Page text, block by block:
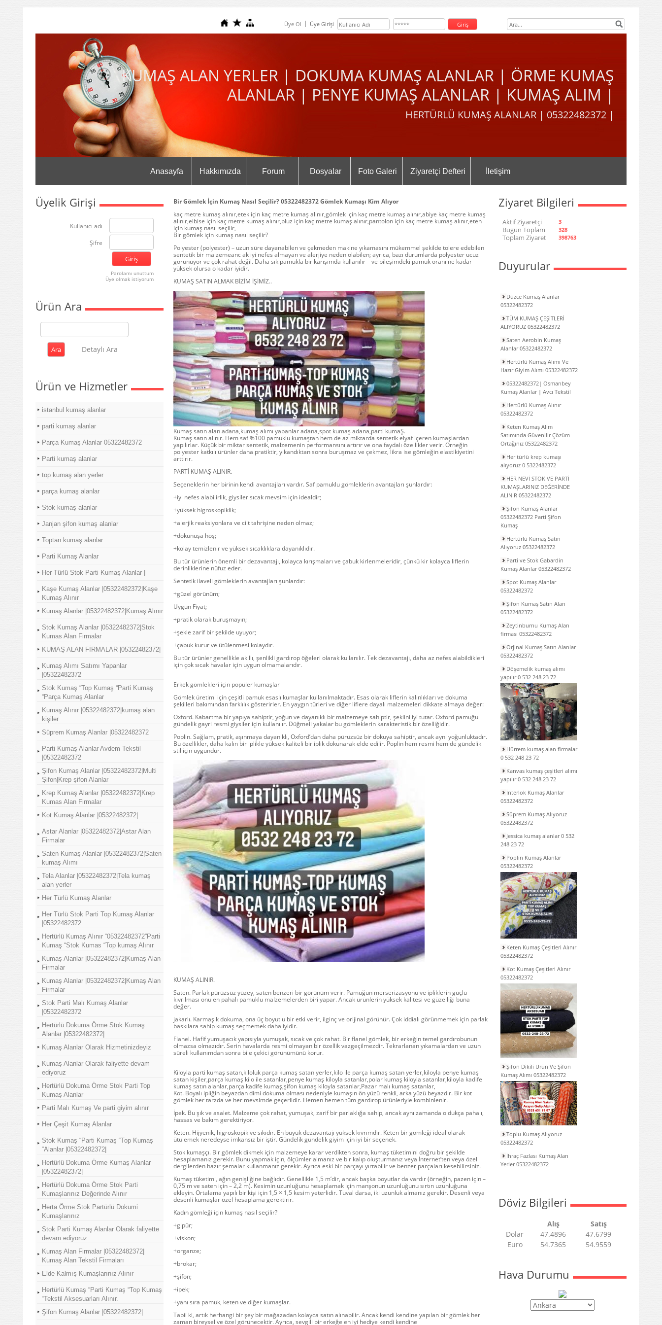
Üye Ol Üye Girişi
KUMAŞ ALAN YERLER | DOKUMA KUMAŞ ALANLAR | ÖRME KUMAŞ
ALANLAR | PENYE KUMAŞ ALANLAR | KUMAŞ ALIM |
HERTÜRLÜ KUMAŞ ALANLAR | 05322482372 |
Anasayfa Hakkımızda Forum Dosyalar Foto Galeri Ziyaretçi Defteri İletişim
Üyelik Girişi
Kullanıcı adı
Şifre
Parolamı unuttum
Üye olmak istiyorum
Ürün Ara
Detaylı Ara
Ürün ve Hizmetler
istanbul kumaş alanlar
parti kumaş alanlar
Parça Kumaş Alanlar 05322482372
Parti kumaş alanlar
top kumaş alan yerler
parça kumaş alanlar
Stok kumaş alanlar
Janjan şifon kumaş alanlar
Toptan kumaş alanlar
Parti Kumaş Alanlar
Her Türlü Stok Parti Kumaş Alanlar |
Kaşe Kumaş Alanlar |05322482372|Kaşe
Kumaş Alınır
Kumaş Alanlar |05322482372|Kumaş Alınır
Stok Kumaş Alanlar |05322482372|Stok
Kumas Alan Firmalar
KUMAŞ ALAN FİRMALAR |05322482372|
Kumaş Alımı Satımı Yapanlar
|05322482372
Stok Kumaş “Top Kumaş “Parti Kumaş
“Parça Kumaş Alanlar
Kumaş Alınır |05322482372|kumaş alan
kişiler
Süprem Kumaş Alanlar |05322482372
Parti Kumaş Alanlar Avdem Tekstil
|05322482372
Şifon Kumaş Alanlar |05322482372|Multi
Şifon|Krep şifon Alanlar
Krep Kumaş Alanlar |05322482372|Krep
Kumas Alan Firmalar
Kot Kumaş Alanlar |05322482372|
Astar Alanlar |05322482372|Astar Alan
Firmalar
Saten Kumaş Alanlar |05322482372|Saten
kumaş Alımı
Tela Alanlar |05322482372|Tela kumaş
alan yerler
Her Türlü Kumaş Alanlar
Her Türlü Stok Parti Top Kumaş Alanlar
|05322482372
Hertürlü Kumaş Alınır “05322482372”Parti
Kumaş “Stok Kumas “Top kumaş Alınır
Kumaş Alanlar |05322482372|Kumaş Alan
Firmalar
Kumaş Alanlar |05322482372|Kumaş Alan
Firmalar
Stok Parti Malı Kumaş Alanlar
|05322482372
Hertürlü Dokuma Örme Stok Kumaş
Alanlar |05322482372|
Kumaş Alanlar Olarak Hizmetinizdeyiz
Kumaş Alanlar Olarak faliyette devam
ediyoruz
Hertürlü Dokuma Örme Stok Parti Top
Kumaş Alanlar
Parti Malı Kumaş Ve parti giyim alınır
Her Çeşit Kumaş Alanlar
Stok Kumaş “Parti Kumaş “Top Kumaş
“Alanlar |05322482372|
Hertürlü Dokuma Örme Kumaş Alanlar
|05322482372|
Hertürlü Dokuma Örme Stok Parti
Kumaşlarınız Değerinde Alınır
Herta Örme Stok Partürlü Dokumi
Kumaşlarınız
Stok Parti Kumaş Alanlar Olarak faliyette
devam ediyoruz
Kumaş Alan Firmalar |05322482372|
Kumaş Alan Tekstil Firmaları
Elde Kalmış Kumaşlarınız Alınır
Hertürlü Kumaş “Parti Kumaş “Top Kumaş
“Tekstil Aksesuarları Alınır.
Şifon Kumaş Alanlar |05322482372|
Bir Gömlek İçin Kumaş Nasıl Seçilir? 05322482372 Gömlek Kumaşı Kim Alıyor
kaç metre kumaş alınır,etek için kaç metre kumaş alınır,gömlek için kaç metre kumaş alınır,abiye kaç metre kumaş
alınır,elbise için kaç metre kumaş alınır,bluz için kaç metre kumaş alınır,pantolon için kaç metre kumaş alınır,eten
için kumaş nasıl seçilir,
Bir gömlek için kumaş nasıl seçilir?
Polyester (polyester) – uzun süre dayanabilen ve çekmeden makine yıkamasını mükemmel şekilde tolere edebilen
sentetik bir malzemeanc ak iyi nefes almayan ve alerjiye neden olabilen; ayrıca, bazı durumlarda polyester ucuz
görünüyor ve çok rahat değil. Daha sık pamukla bir karışımda kullanılır – ve bileşimdeki pamuk oranı ne kadar
yüksek olursa o kadar iyidir.
KUMAŞ SATIN ALMAK BİZİM İŞİMİZ..
Kumaş satın alan adana,kumaş alımı yapanlar adana,spot kumaş adana,parti kumaŞ.
Kumaş satın alınır. Hem saf %100 pamuklu kumaştan hem de az miktarda sentetik elyaf içeren kumaşlardan
yapılırlar. Küçük bir miktar sentetik, malzemenin performansını artırır ve ona faydalı özellikler verir. Örneğin
polyester katkılı ürünler daha pratiktir, yıkandıktan sonra buruşmaz ve çekmez, likra ise gömleğin elastikiyetini
arttırır.
PARTİ KUMAŞ ALINIR.
Seçeneklerin her birinin kendi avantajları vardır. Saf pamuklu gömleklerin avantajları şunlardır:
+iyi nefes alabilirlik, giysiler sıcak mevsim için idealdir;
+yüksek higroskopiklik;
+alerjik reaksiyonlara ve cilt tahrişine neden olmaz;
+dokunuşa hoş;
+kolay temizlenir ve yüksek sıcaklıklara dayanıklıdır.
Bu tür ürünlerin önemli bir dezavantajı, kolayca kırışmaları ve çabuk kirlenmeleridir, çünkü kir kolayca liflerin
derinliklerine nüfuz eder.
Sentetik ilaveli gömleklerin avantajları şunlardır:
+güzel görünüm;
Uygun Fiyat;
+pratik olarak buruşmayın;
+şekle zarif bir şekilde uyuyor;
+çabuk kurur ve ütülenmesi kolaydır.
Bu tür ürünler genellikle akıllı, şenlikli gardırop öğeleri olarak kullanılır. Tek dezavantajı, daha az nefes alabildikleri
için çok sıcak havalar için uygun olmamalarıdır.
Erkek gömlekleri için popüler kumaşlar
Gömlek üretimi için çeşitli pamuk esaslı kumaşlar kullanılmaktadır. Esas olarak liflerin kalınlıkları ve dokuma
şekilleri bakımından farklılık gösterirler. En yaygın türleri ve diğer liflere dayalı malzemeleri dikkate almaya değer:
Oxford. Kabartma bir yapıya sahiptir, yoğun ve dayanıklı bir malzemeye sahiptir, şeklini iyi tutar. Oxford pamuğu
gündelik gayri resmi giysiler için kullanılır. Düğmeli yakalar bu gömleklerin karakteristik bir özelliğidir.
Poplin. Sağlam, pratik, aşınmaya dayanıklı, Oxford’dan daha pürüzsüz bir dokuya sahiptir, ancak aynı yoğunluktadır.
Bu özellikler, daha kalın bir iplikle yüksek kaliteli bir iplik dokunarak elde edilir. Poplin hem resmi hem de gündelik
stil için uygundur.
KUMAŞ ALINIR.
Saten. Parlak pürüzsüz yüzey, saten benzeri bir görünüm verir. Pamuğun merserizasyonu ve ipliklerin güçlü
kıvrılması onu en pahalı pamuklu malzemelerden biri yapar. Ancak ürünlerin yüksek kalitesi ve güzelliği buna
değer.
jakarlı. Karmaşık dokuma, ona üç boyutlu bir etki verir, ilginç ve orijinal görünür. Çok iddialı görünmemek için parlak
baskılara sahip kumaş seçmemek daha iyidir.
Flanel. Hafif yumuşacık yapısıyla yumuşak, sıcak ve çok rahat. Bir flanel gömlek, bir erkeğin temel gardırobunun
olmazsa olmazıdır. Serin havalarda resmi olmayan bir özellik vazgeçilmezdir. Tekrarlanan yıkamalardan ve uzun
süreli kullanımdan sonra bile çekici görünümünü korur.
Kiloyla parti kumaş satan,kiloluk parça kumaş satan yerler,kilo ile parça kumaş satan yerler,kiloyla penye kumaş
satan kişiler,parça kumaş kilo ile satanlar,penye kumaş kiloyla satanlar,polar kumaş kiloyla satanlar,kiloyla kadife
kumaş satın alanlar,parça kadife kumaş,şifon kumaş kiloyla satanlar,Pazar malı kumaş satanlar,
Kot. Boyalı ipliğin beyazdan dimi dokuma olması nedeniyle kumaşın ön yüzü renkli, arka yüzü beyazdır. Bir kot
gömlek her tarzda ve her mevsimde geçerlidir. Hemen hemen tüm gardırop ürünleriyle kombinlenir.
İpek. Bu şık ve asalet. Malzeme çok rahat, yumuşak, zarif bir parlaklığa sahip, ancak aynı zamanda oldukça pahalı,
hassas ve bakım gerektiriyor.
Keten. Hijyenik, higroskopik ve sıkıdır. En büyük dezavantajı yüksek kıvrımdır. Keten bir gömleği ideal olarak
ütülemek neredeyse imkansız bir iştir. Gündelik gündelik giyim için iyi bir seçenek.
Stok kumaşçı. Bir gömlek dikmek için malzemeye karar verdikten sonra, kumaş tüketimini doğru bir şekilde
hesaplamanız gerekir. Bunu yapmak için, ölçümler almanız ve bir kalıp oluşturmanız veya İnternet’ten veya özel
dergilerden hazır şemalar kullanmanız gerekir. Ayrıca eski bir parçayı yırtabilir ve benzer parçaları kesebilirsiniz.
Kumaş tüketimi, ağın genişliğine bağlıdır. Genellikle 1,5 m’dir, ancak başka boyutlar da vardır (örneğin, pazen için –
0,75 m ve saten için – 2,2 m). Kesimin uzunluğunu hesaplamak için manşonun uzunluğunu sırtın uzunluğuna
ekleyin. Ortalama yapılı bir kişi için 1,5 × 1,5 kesim yeterlidir. Tuval darsa, iki uzunluk almanız gerekir. Desenli veya
desenli kumaşlar özel hesaplama gerektirir.
Kadın gömleği için kumaş nasıl seçilir?
+gipür;
+viskon;
+organze;
+brokar;
+şifon;
+ipek;
+yanı sıra pamuk, keten ve diğer kumaşlar.
Tabii ki, artık herhangi bir şey bir mağazadan kolayca satın alınabilir. Ancak kendi kendine yapılan bir gömlek her
zaman bireysel ve özel görünecektir. Ayrıca, sevgili bir erkeğe en iyi hediye kendi kendine
Ziyaret Bilgileri
Aktif Ziyaretçi 3
Bugün Toplam 328
Toplam Ziyaret 398763
Duyurular
Düzce Kumaş Alanlar
05322482372
TÜM KUMAŞ ÇEŞİTLERİ
ALIYORUZ 05322482372
Saten Aerobin Kumaş
Alanlar 05322482372
Hertürlü Kumaş Alımı Ve
Hazır Giyim Alımı 05322482372
05322482372| Osmanbey
Kumaş Alanlar | Avcı Tekstil
Hertürlü Kumaş Alınır
05322482372
Keten Kumaş Alım
Satımında Güvenilir Çözüm
Ortağınız 05322482372
Her türlü krep kumaşı
alıyoruz 0 5322482372
HER NEVİ STOK VE PARTİ
KUMAŞLARINIZ DEĞERİNDE
ALINIR 05322482372
Şifon Kumaş Alanlar
05322482372 Parti Şifon
Kumaş
Hertürlü Kumaş Satın
Alıyoruz 05322482372
Parti ve Stok Gabardin
Kumaş Alanlar 05322482372
Spot Kumaş Alanlar
05322482372
Şifon Kumaş Satın Alan
05322482372
Zeytinburnu Kumaş Alan
firması 05322482372
Orjinal Kumaş Satın Alanlar
05322482372
Döşemelik kumaş alımı
yapılır 0 532 248 23 72
Hürrem kumaş alan firmalar
0 532 248 23 72
Kanvas kumaş çeşitleri alımı
yapılır 0 532 248 23 72
İnterlok Kumaş Alanlar
05322482372
Süprem Kumaş Alıyoruz
05322482372
Jessica kumaş alanlar 0 532
248 23 72
Poplin Kumaş Alanlar
05322482372
Keten Kumaş Çeşitleri Alınır
05322482372
Kot Kumaş Çeşitleri Alınır
05322482372
Şifon Dikili Ürün Ve Şifon
Kumaş Alımı 05322482372
Toplu Kumaş Alıyoruz
05322482372
İhraç Fazlası Kumaş Alan
Yerler 05322482372
Döviz Bilgileri
Alış
Satış
Dolar
47.4896
47.6799
Euro
54.7365 54.9559
Hava Durumu